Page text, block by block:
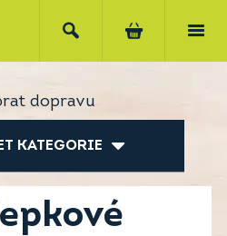
dopravu
KATEGORIE